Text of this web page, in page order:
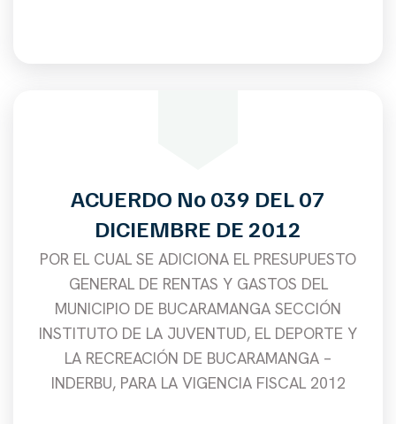
ACUERDO No 039 DEL 07
DICIEMBRE DE 2012
POR EL CUAL SE ADICIONA EL PRESUPUESTO
GENERAL DE RENTAS Y GASTOS DEL
MUNICIPIO DE BUCARAMANGA SECCIÓN
INSTITUTO DE LA JUVENTUD, EL DEPORTE Y
LA RECREACIÓN DE BUCARAMANGA –
INDERBU, PARA LA VIGENCIA FISCAL 2012